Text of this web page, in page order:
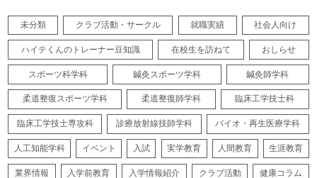
未分類 クラブ活動・サークル 就職実績 社会人向け
ハイテくんのトレーナー豆知識 在校生を訪ねて おしらせ
スポーツ科学科 鍼灸スポーツ学科 鍼灸師学科
柔道整復スポーツ学科 柔道整復師学科 臨床工学技士科
臨床工学技士専攻科 診療放射線技師学科 バイオ・再生医療学科
人工知能学科 イベント 入試 実学教育 人間教育 生涯教育
業界情報 入学前教育 入学情報紹介 クラブ活動 健康コラム